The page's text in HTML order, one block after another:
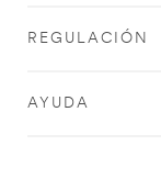
REGULACIÓN
AYUDA